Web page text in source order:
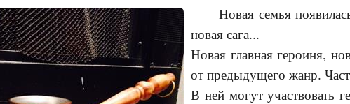
Новая семья
новая сага...
Новая главная героиня,
от предыдущего жанр.
В ней могут участвовать